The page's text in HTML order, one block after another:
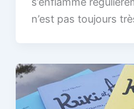
n’est pas toujours